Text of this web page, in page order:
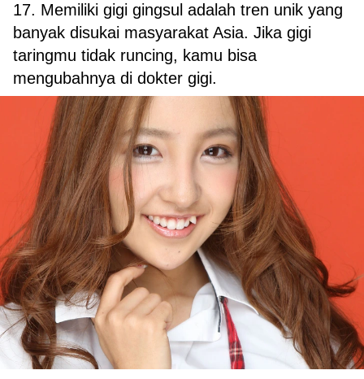
17. Memiliki gigi gingsul adalah tren unik yang
banyak disukai masyarakat Asia. Jika gigi
taringmu tidak runcing, kamu bisa
mengubahnya di dokter gigi.